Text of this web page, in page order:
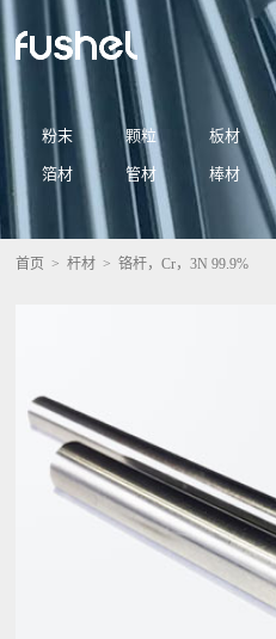
粉末 颗粒 板材
箔材 管材 棒材
首页 >杆材 > 铬杆，Cr，3N 99.9%